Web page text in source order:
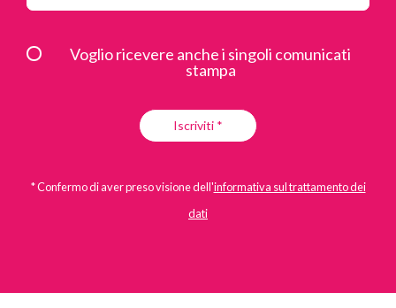
Voglio ricevere anche i singoli comunicati
stampa
Iscriviti *
* Confermo di aver preso visione dell'informativa sul trattamento dei
dati